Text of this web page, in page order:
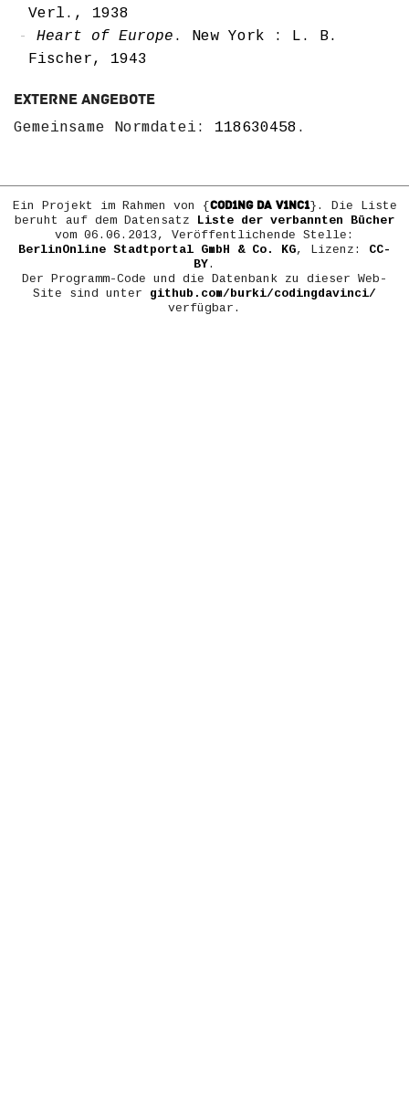
Verl., 1938
Heart of Europe . New York : L. B.
Fischer, 1943
Externe Angebote
Gemeinsame Normdatei: 118630458 .
Ein Projekt im Rahmen von {COD1NG DA V1NC1}. Die Liste
beruht auf dem Datensatz
Liste der verbannten Bücher
vom 06.06.2013, Veröffentlichende Stelle:
BerlinOnline Stadtportal GmbH & Co. KG, Lizenz: CC-
BY.
Der Programm-Code und die Datenbank zu dieser Web-
Site sind unter github.com/burki/codingdavinci/
verfügbar.